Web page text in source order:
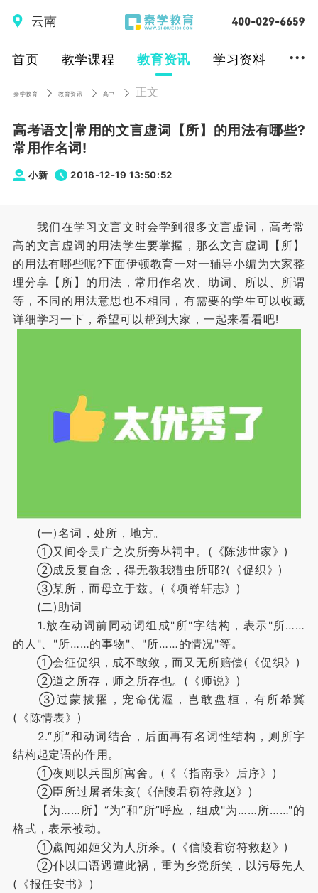
云南
首页 教学课程 教育资讯 学习资料 ...
秦学教育 教育资讯 高中 正文
高考语文|常用的文言虚词【所】的用法有哪些?
常用作名词!
小新 2018-12-19 13:50:52
我们在学习文言文时会学到很多文言虚词，高考常
高的文言虚词的用法学生要掌握，那么文言虚词【所】
的用法有哪些呢?下面伊顿教育一对一辅导小编为大家整
理分享【所】的用法，常用作名次、助词、所以、所谓
等，不同的用法意思也不相同，有需要的学生可以收藏
详细学习一下，希望可以帮到大家，一起来看看吧!
(一)名词，处所，地方。
①又间令吴广之次所旁丛祠中。(《陈涉世家》)
②成反复自念，得无教我猎虫所耶?(《促织》)
③某所，而母立于兹。(《项脊轩志》)
(二)助词
1.放在动词前同动词组成"所"字结构，表示"所……
的人"、"所……的事物"、"所……的情况"等。
①会征促织，成不敢敛，而又无所赔偿(《促织》)
②道之所存，师之所存也。(《师说》)
③过蒙拔擢，宠命优渥，岂敢盘桓，有所希冀
(《陈情表》)
2.“所”和动词结合，后面再有名词性结构，则所字
结构起定语的作用。
①夜则以兵围所寓舍。(《〈指南录〉后序》)
②臣所过屠者朱亥(《信陵君窃符救赵》)
【为……所】“为”和“所”呼应，组成"为……所……"的
格式，表示被动。
①嬴闻如姬父为人所杀。(《信陵君窃符救赵》)
②仆以口语遇遭此祸，重为乡党所笑，以污辱先人
(《报任安书》)